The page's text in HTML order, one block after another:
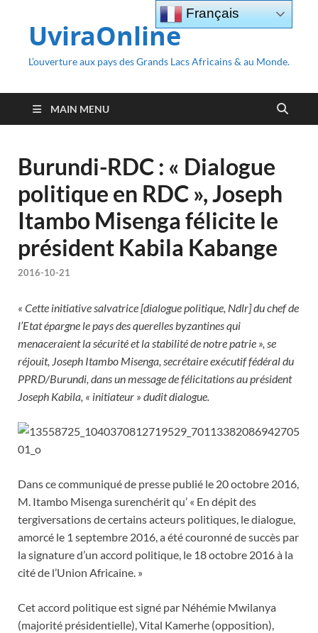
UviraOnline
L’ouverture aux pays des Grands Lacs Africains & au Monde.
MAIN MENU
Burundi-RDC : « Dialogue
politique en RDC », Joseph
Itambo Misenga félicite le
président Kabila Kabange
2016-10-21
« Cette initiative salvatrice [dialogue politique, Ndlr] du chef de
l’Etat épargne le pays des querelles byzantines qui
menaceraient la sécurité et la stabilité de notre patrie », se
réjouit, Joseph Itambo Misenga, secrétaire exécutif fédéral du
PPRD/Burundi, dans un message de félicitations au président
Joseph Kabila, « initiateur » dudit dialogue.
Dans ce communiqué de presse publié le 20 octobre 2016,
M. Itambo Misenga surenchérit qu’ « En dépit des
tergiversations de certains acteurs politiques, le dialogue,
amorcé le 1 septembre 2016, a été couronné de succès par
la signature d’un accord politique, le 18 octobre 2016 à la
cité de l’Union Africaine. »
Cet accord politique est signé par Néhémie Mwilanya
(majorité présidentielle), Vital Kamerhe (opposition),
Français